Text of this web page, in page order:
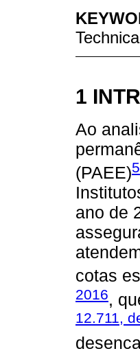
1
Ao
(PAEE)5
ano de
cotas
2016,
12.711,